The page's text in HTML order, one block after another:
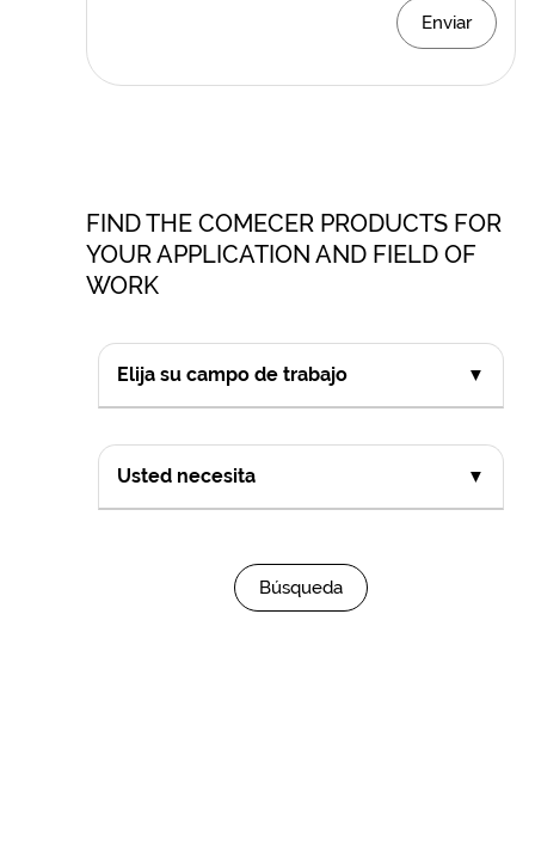
Enviar
FIND THE COMECER PRODUCTS FOR
YOUR APPLICATION AND FIELD OF
WORK
Elija su campo de trabajo ▼
Usted necesita ▼